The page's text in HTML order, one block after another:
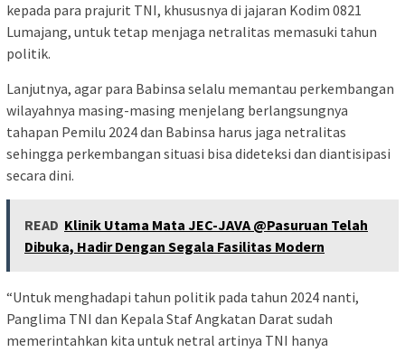
kepada para prajurit TNI, khususnya di jajaran Kodim 0821
Lumajang, untuk tetap menjaga netralitas memasuki tahun
politik.
Lanjutnya, agar para Babinsa selalu memantau perkembangan
wilayahnya masing-masing menjelang berlangsungnya
tahapan Pemilu 2024 dan Babinsa harus jaga netralitas
sehingga perkembangan situasi bisa dideteksi dan diantisipasi
secara dini.
READ Klinik Utama Mata JEC-JAVA @Pasuruan Telah
Dibuka, Hadir Dengan Segala Fasilitas Modern
“Untuk menghadapi tahun politik pada tahun 2024 nanti,
Panglima TNI dan Kepala Staf Angkatan Darat sudah
memerintahkan kita untuk netral artinya TNI hanya